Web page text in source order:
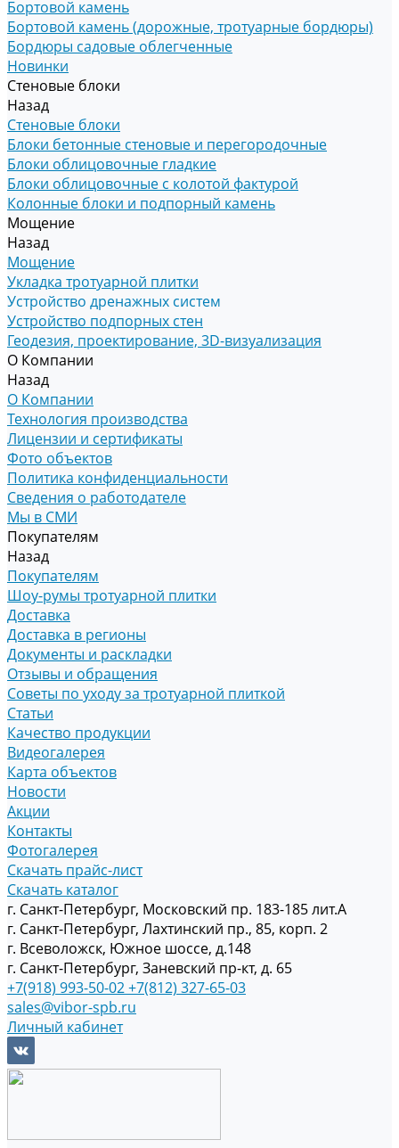
Бортовой камень
Бортовой камень (дорожные, тротуарные бордюры)
Бордюры садовые облегченные
Новинки
Стеновые блоки
Назад
Стеновые блоки
Блоки бетонные стеновые и перегородочные
Блоки облицовочные гладкие
Блоки облицовочные с колотой фактурой
Колонные блоки и подпорный камень
Мощение
Назад
Мощение
Укладка тротуарной плитки
Устройство дренажных систем
Устройство подпорных стен
Геодезия, проектирование, 3D-визуализация
О Компании
Назад
О Компании
Технология производства
Лицензии и сертификаты
Фото объектов
Политика конфиденциальности
Сведения о работодателе
Мы в СМИ
Покупателям
Назад
Покупателям
Шоу-румы тротуарной плитки
Доставка
Доставка в регионы
Документы и раскладки
Отзывы и обращения
Советы по уходу за тротуарной плиткой
Статьи
Качество продукции
Видеогалерея
Карта объектов
Новости
Акции
Контакты
Фотогалерея
Скачать прайс-лист
Скачать каталог
г. Санкт-Петербург, Московский пр. 183-185 лит.А
г. Санкт-Петербург, Лахтинский пр., 85, корп. 2
г. Всеволожск, Южное шоссе, д.148
г. Санкт-Петербург, Заневский пр-кт, д. 65
+7(918) 993-50-02+7(812) 327-65-03
sales@vibor-spb.ru
Личный кабинет